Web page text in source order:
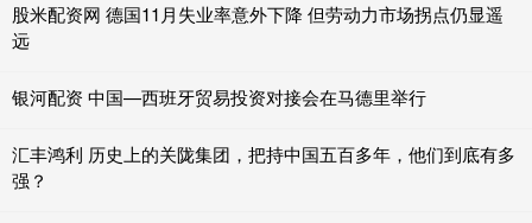
股米配资网 德国11月失业率意外下降 但劳动力市场拐点仍显遥
远
银河配资 中国—西班牙贸易投资对接会在马德里举行
汇丰鸿利 历史上的关陇集团，把持中国五百多年，他们到底有多
强？